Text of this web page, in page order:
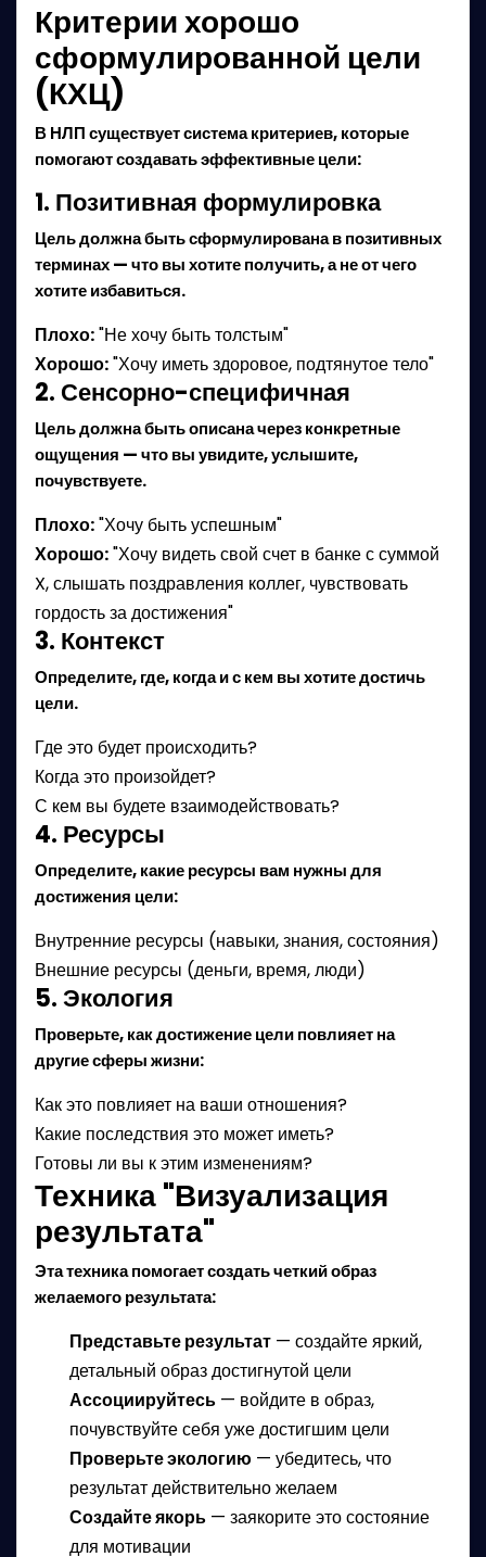
Критерии хорошо
сформулированной цели
(КХЦ)
В НЛП существует система критериев, которые
помогают создавать эффективные цели:
1. Позитивная формулировка
Цель должна быть сформулирована в позитивных
терминах — что вы хотите получить, а не от чего
хотите избавиться.
Плохо:"Не хочу быть толстым"
Хорошо:"Хочу иметь здоровое, подтянутое тело"
2. Сенсорно-специфичная
Цель должна быть описана через конкретные
ощущения — что вы увидите, услышите,
почувствуете.
Плохо:"Хочу быть успешным"
Хорошо:"Хочу видеть свой счет в банке с суммой
X, слышать поздравления коллег, чувствовать
гордость за достижения"
3. Контекст
Определите, где, когда и с кем вы хотите достичь
цели.
Где это будет происходить?
Когда это произойдет?
С кем вы будете взаимодействовать?
4. Ресурсы
Определите, какие ресурсы вам нужны для
достижения цели:
Внутренние ресурсы (навыки, знания, состояния)
Внешние ресурсы (деньги, время, люди)
5. Экология
Проверьте, как достижение цели повлияет на
другие сферы жизни:
Как это повлияет на ваши отношения?
Какие последствия это может иметь?
Готовы ли вы к этим изменениям?
Техника "Визуализация
результата"
Эта техника помогает создать четкий образ
желаемого результата:
Представьте результат — создайте яркий,
детальный образ достигнутой цели
Ассоциируйтесь — войдите в образ,
почувствуйте себя уже достигшим цели
Проверьте экологию — убедитесь, что
результат действительно желаем
Создайте якорь — заякорите это состояние
для мотивации